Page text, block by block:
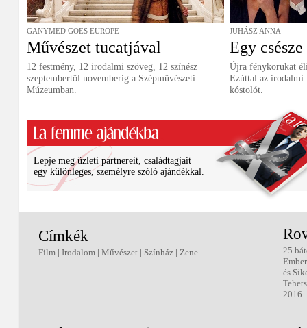
GANYMED GOES EUROPE
Művészet tucatjával
12 festmény, 12 irodalmi szöveg, 12 színész
szeptembertől novemberig a Szépművészeti
Múzeumban.
JUHÁSZ ANNA
Egy
Újra fénykorukat
Ezúttal az irodalmi
kóstolót.
Lepje meg üzleti partnereit, családtagjait
egy különleges, személyre szóló ajándékkal.
Címkék
Film | Irodalom | Művészet | Színház | Zene
25
és
2016